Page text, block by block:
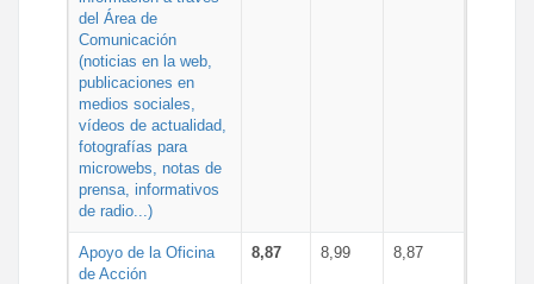
del Área de
Comunicación
(noticias en la web,
publicaciones en
medios sociales,
vídeos de actualidad,
fotografías para
microwebs, notas de
prensa, informativos
de radio...)
Apoyo de la Oficina
de Acción
8,87 8,99 8,87